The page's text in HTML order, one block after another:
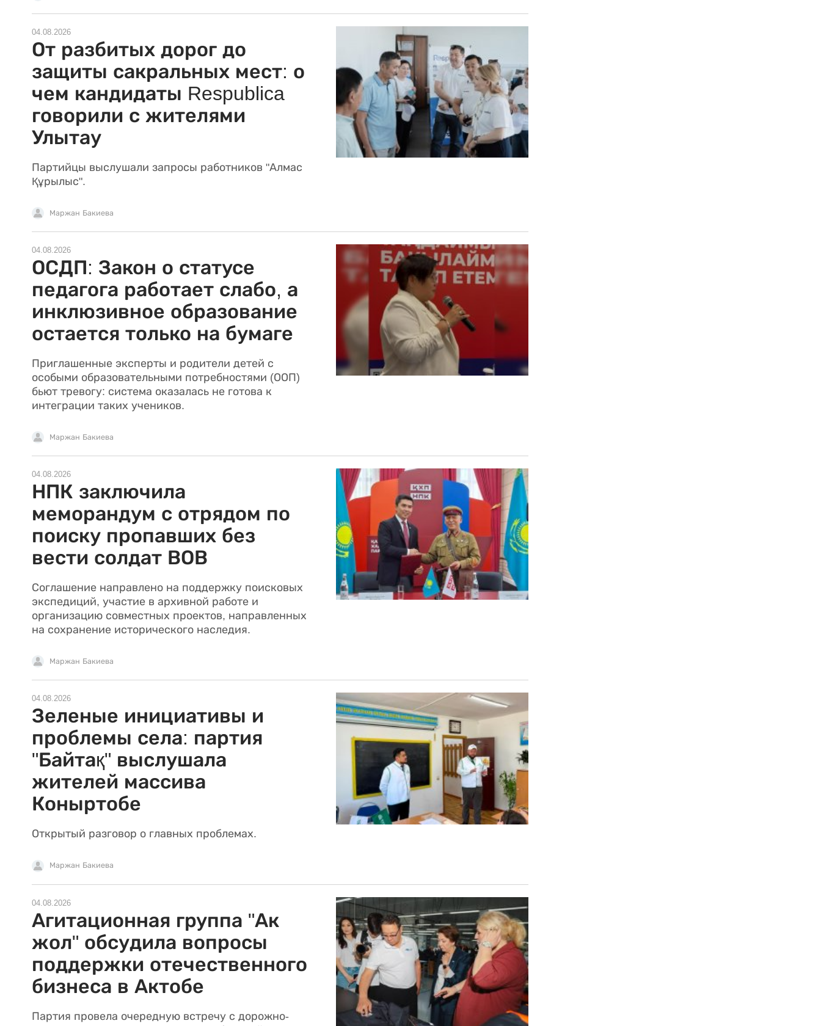
04.08.2026
От разбитых дорог до
защиты сакральных мест: о
чем кандидаты Respublica
говорили с жителями
Улытау
Партийцы выслушали запросы работников "Алмас
Құрылыс".
Маржан Бакиева
04.08.2026
ОСДП: Закон о статусе
педагога работает слабо, а
инклюзивное образование
остается только на бумаге
Приглашенные эксперты и родители детей с
особыми образовательными потребностями (ООП)
бьют тревогу: система оказалась не готова к
интеграции таких учеников.
Маржан Бакиева
04.08.2026
НПК заключила
меморандум с отрядом по
поиску пропавших без
вести солдат ВОВ
Соглашение направлено на поддержку поисковых
экспедиций, участие в архивной работе и
организацию совместных проектов, направленных
на сохранение исторического наследия.
Маржан Бакиева
04.08.2026
Зеленые инициативы и
проблемы села: партия
"Байтақ" выслушала
жителей массива
Коныртобе
Открытый разговор о главных проблемах.
Маржан Бакиева
04.08.2026
Агитационная группа "Ак
жол" обсудила вопросы
поддержки отечественного
бизнеса в Актобе
Партия провела очередную встречу с дорожно-